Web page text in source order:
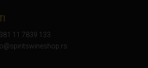
11 7839 133